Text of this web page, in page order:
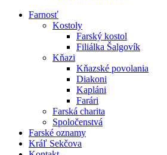
Farnosť
Kostoly
Farský kostol
Filiálka Šalgovík
Kňazi
Kňazské povolania
Diakoni
Kapláni
Farári
Farská charita
Spoločenstvá
Farské oznamy
Kráľ Sekčova